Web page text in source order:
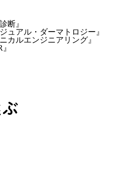
断』
ュアル・ダーマトロジー』
カルエンジニアリング』